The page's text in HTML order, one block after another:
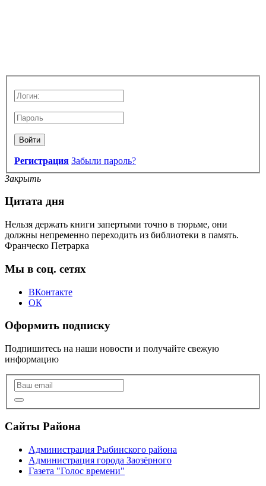
Войти
Регистрация Забыли пароль?
Закрыть
Цитата дня
Нельзя держать книги запертыми точно в тюрьме, они
должны непременно переходить из библиотеки в память.
Франческо Петрарка
Мы в соц. сетях
ВКонтакте
ОК
Оформить подписку
Подпишитесь на наши новости и получайте свежую
информацию
Сайты Района
Администрация Рыбинского района
Администрация города Заозёрного
Газета "Голос времени"